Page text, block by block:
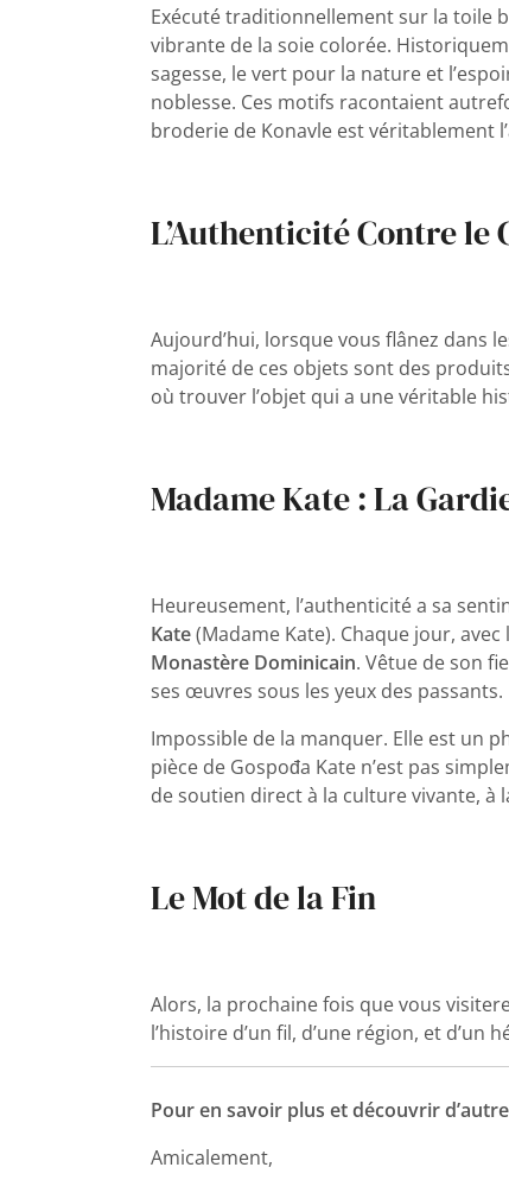
Exécuté traditionnellement sur la toile
vibrante de la soie colorée.
sagesse, le vert pour la nature et
noblesse. Ces motifs racontaient
broderie de Konavle est véritablement
L’Authenticité Contre le
Aujourd’hui, lorsque vous flânez dans
majorité de ces objets sont des
où trouver l’objet qui a une véritable
Madame Kate : La
Heureusement, l’authenticité a sa
Kate(Madame Kate). Chaque jour,
Monastère Dominicain. Vêtue de son
ses œuvres sous les yeux des passants.
Impossible de la manquer. Elle est un
pièce de Gospođa Kate n’est pas
de soutien direct à la culture vivante, à
Le Mot de la Fin
Alors, la prochaine fois que vous
l’histoire d’un fil, d’une région, et
Pour en savoir plus et découvrir
Amicalement,